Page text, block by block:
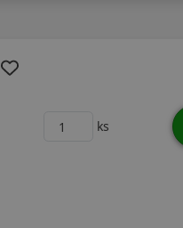
ks